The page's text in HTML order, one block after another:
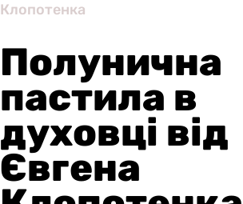
Клопотенка
Полунична
пастила в
духовці від
Євгена